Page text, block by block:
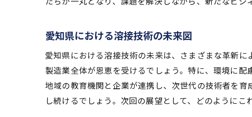
未
愛知県における溶接技術の未来図
愛知県における溶接技術の未来は、さまざまな革新に
製造業全体が恩恵を受けるでしょう。特に、環境に
地域の教育機関と企業が連携し、次世代の技術者を
し続けるでしょう。次回の展望として、どのように